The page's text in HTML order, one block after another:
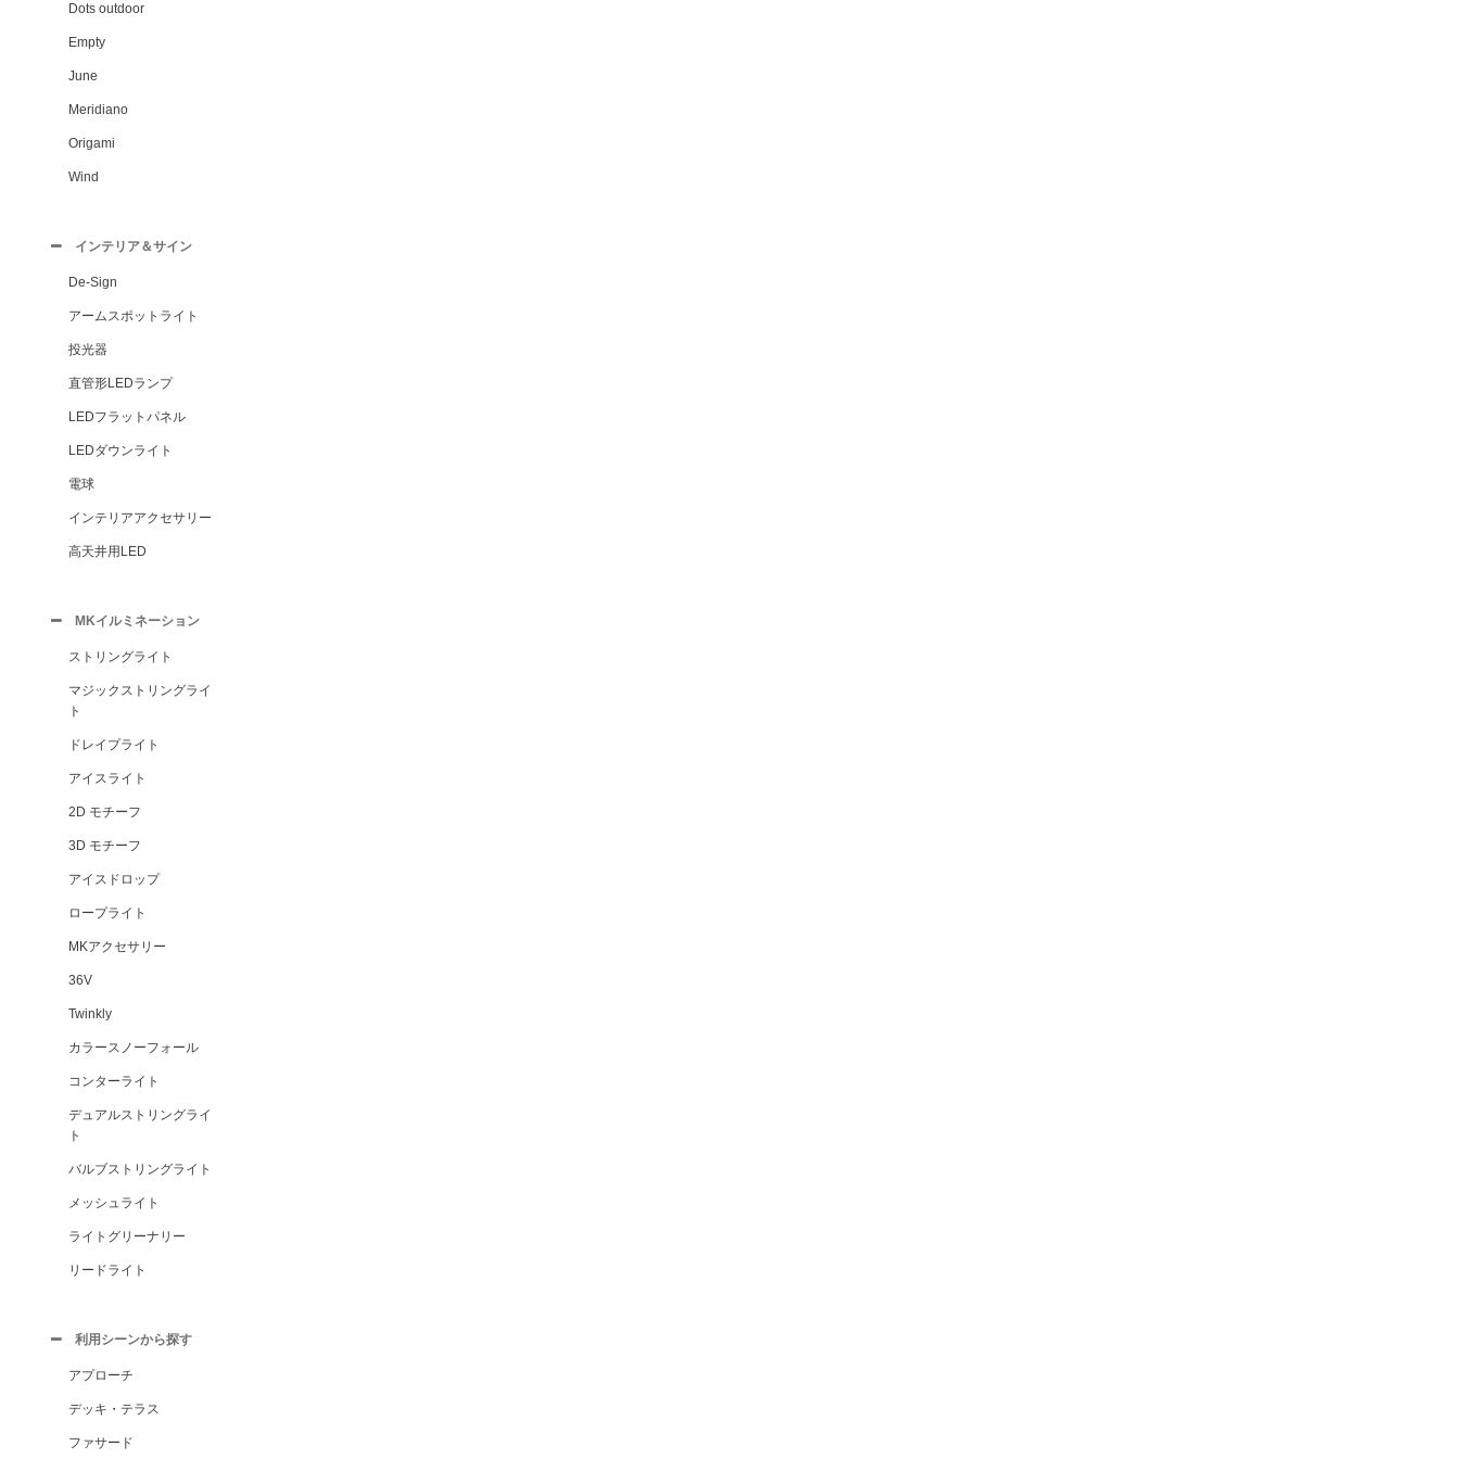
Dots outdoor
Empty
June
Meridiano
Origami
Wind
インテリア＆サイン
De-Sign
アームスポットライト
投光器
直管形LEDランプ
LEDフラットパネル
LEDダウンライト
電球
インテリアアクセサリー
高天井用LED
MKイルミネーション
ストリングライト
マジックストリングライ
ト
ドレイプライト
アイスライト
2D モチーフ
3D モチーフ
アイスドロップ
ロープライト
MKアクセサリー
36V
Twinkly
カラースノーフォール
コンターライト
デュアルストリングライ
ト
バルブストリングライト
メッシュライト
ライトグリーナリー
リードライト
利用シーンから探す
アプローチ
デッキ・テラス
ファサード